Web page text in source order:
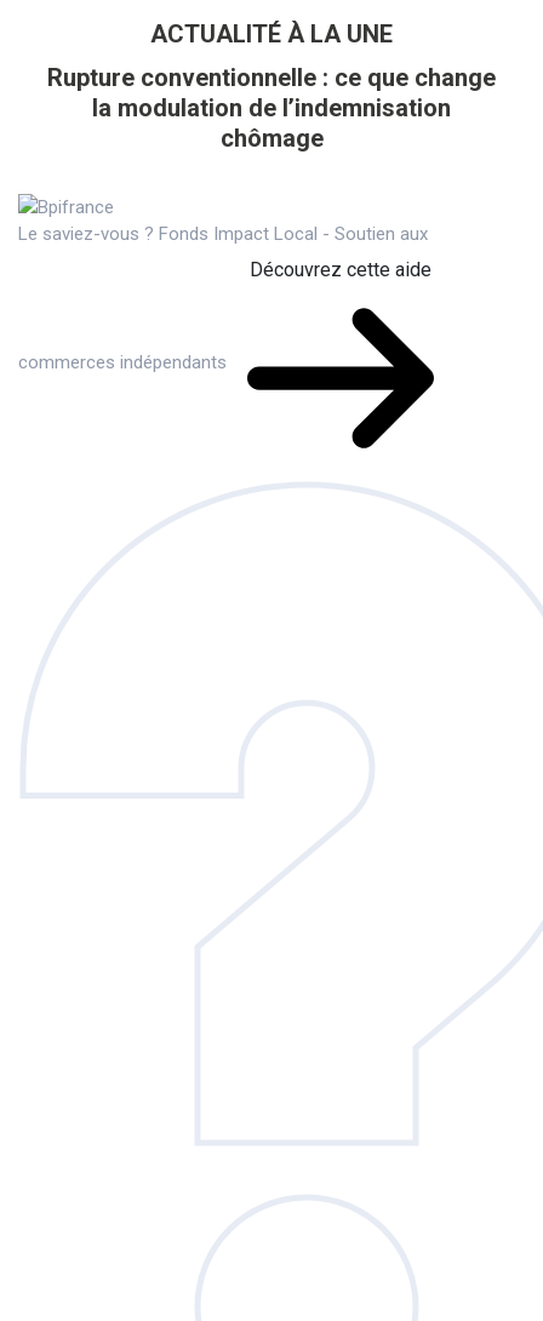
ACTUALITÉ À LA UNE
Rupture conventionnelle : ce que change
la modulation de l’indemnisation
chômage
Le saviez-vous ? Fonds Impact Local - Soutien aux
commerces indépendants
Découvrez cette aide